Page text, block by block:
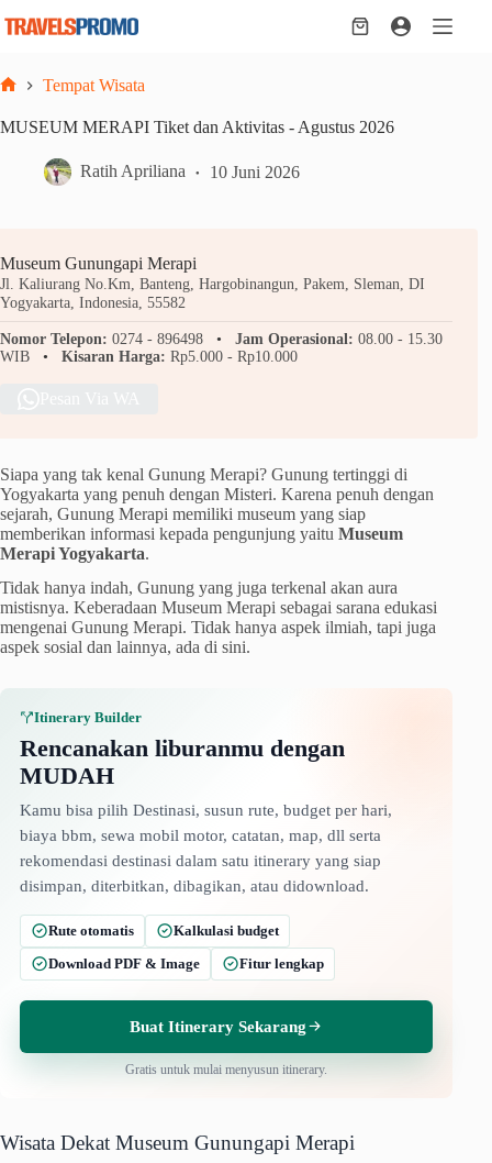
Shopping
Tempat Wisata
MUSEUM MERAPI Tiket dan Aktivitas - Agustus 2026
Ratih Apriliana 10 Juni 2026
Museum Gunungapi Merapi
Jl. Kaliurang No.Km, Banteng, Hargobinangun, Pakem, Sleman, DI
Yogyakarta, Indonesia, 55582
Nomor Telepon: 0274 - 896498 Jam Operasional: 08.00 - 15.30
WIB
Kisaran Harga: Rp5.000 - Rp10.000
Siapa yang tak kenal Gunung Merapi? Gunung tertinggi di
Yogyakarta yang penuh dengan Misteri. Karena penuh dengan
sejarah, Gunung Merapi memiliki museum yang siap
memberikan informasi kepada pengunjung yaitu Museum
Merapi Yogyakarta.
Tidak hanya indah, Gunung yang juga terkenal akan aura
mistisnya. Keberadaan Museum Merapi sebagai sarana edukasi
mengenai Gunung Merapi. Tidak hanya aspek ilmiah, tapi juga
aspek sosial dan lainnya, ada di sini.
Itinerary Builder
Rencanakan liburanmu dengan
MUDAH
Kamu bisa pilih Destinasi, susun rute, budget per hari,
biaya bbm, sewa mobil motor, catatan, map, dll serta
rekomendasi destinasi dalam satu itinerary yang siap
disimpan, diterbitkan, dibagikan, atau didownload.
Rute otomatis
Kalkulasi budget
Download PDF & Image
Fitur lengkap
Buat Itinerary Sekarang
Gratis untuk mulai menyusun itinerary.
Wisata Dekat Museum Gunungapi Merapi